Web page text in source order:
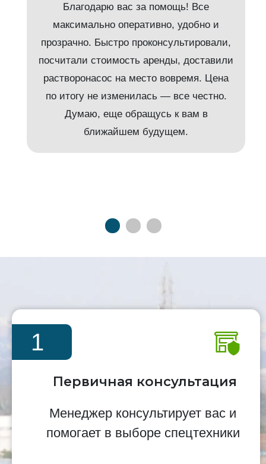
Благодарю вас за помощь! Все
максимально оперативно, удобно и
прозрачно. Быстро проконсультировали,
посчитали стоимость аренды, доставили
растворонасос на место вовремя. Цена
по итогу не изменилась — все честно.
Думаю, еще обращусь к вам в
ближайшем будущем.
1
Первичная консультация
Менеджер консультирует вас и
помогает в выборе спецтехники